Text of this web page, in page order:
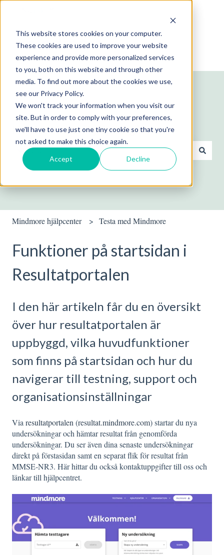
This website stores cookies on your computer.
These cookies are used to improve your website
experience and provide more personalized services
to you, both on this website and through other
media. To find out more about the cookies we use,
see our Privacy Policy.
We won't track your information when you visit our
site. But in order to comply with your preferences,
we'll have to use just one tiny cookie so that you're
not asked to make this choice again.
Accept Decline
Hej! Hur kan vi hjälpa dig?
Det finns inga förslag eftersom sökfältet är tomt.
Mindmore hjälpcenter Testa med Mindmore
Funktioner på startsidan i
Resultatportalen
I den här artikeln får du en översikt
över hur resultatportalen är
uppbyggd, vilka huvudfunktioner
som finns på startsidan och hur du
navigerar till testning, support och
organisationsinställningar
Via resultatportalen (resultat.mindmore.com) startar du nya
undersökningar och hämtar resultat från genomförda
undersökningar. Du ser även dina senaste undersökningar
direkt på förstasidan samt en separat flik för resultat från
MMSE‑NR3. Här hittar du också kontaktuppgifter till oss och
länkar till hjälpcentret.